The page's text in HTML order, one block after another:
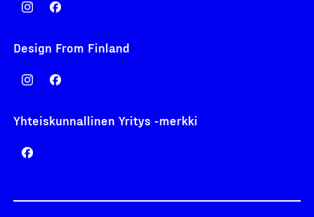
Design From Finland
Yhteiskunnallinen Yritys -merkki